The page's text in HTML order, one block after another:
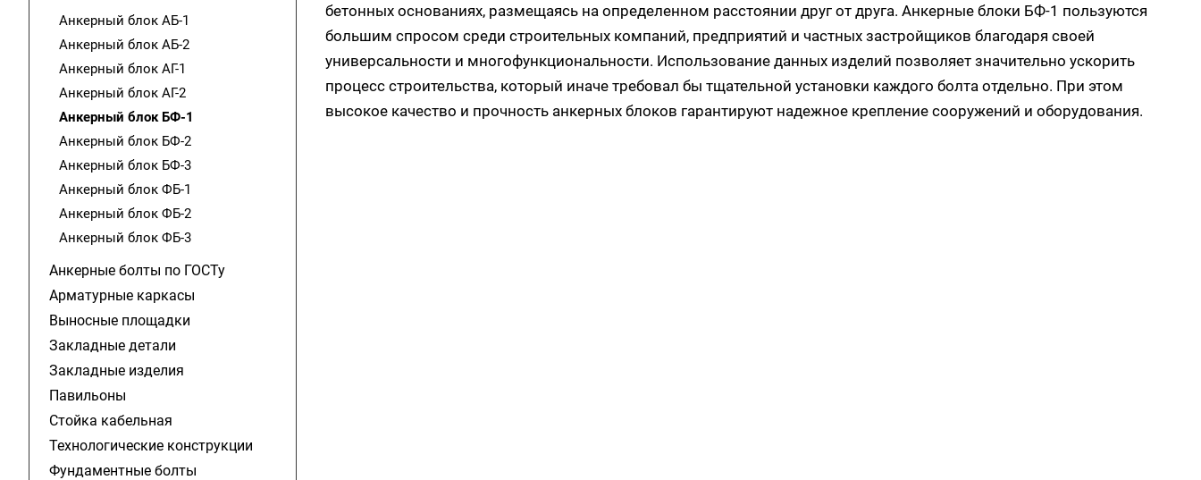
бетонных основаниях, размещаясь на определенном расстоянии друг от друга. Анкерные блоки БФ-1 пользуются
большим спросом среди строительных компаний, предприятий и частных застройщиков благодаря своей
универсальности и многофункциональности. Использование данных изделий позволяет значительно ускорить
процесс строительства, который иначе требовал бы тщательной установки каждого болта отдельно. При этом
высокое качество и прочность анкерных блоков гарантируют надежное крепление сооружений и оборудования.
Анкерный блок АБ-1
Анкерный блок АБ-2
Анкерный блок АГ-1
Анкерный блок АГ-2
Анкерный блок БФ-1
Анкерный блок БФ-2
Анкерный блок БФ-3
Анкерный блок ФБ-1
Анкерный блок ФБ-2
Анкерный блок ФБ-3
Анкерные болты по ГОСТу
Арматурные каркасы
Выносные площадки
Закладные детали
Закладные изделия
Павильоны
Стойка кабельная
Технологические конструкции
Фундаментные болты